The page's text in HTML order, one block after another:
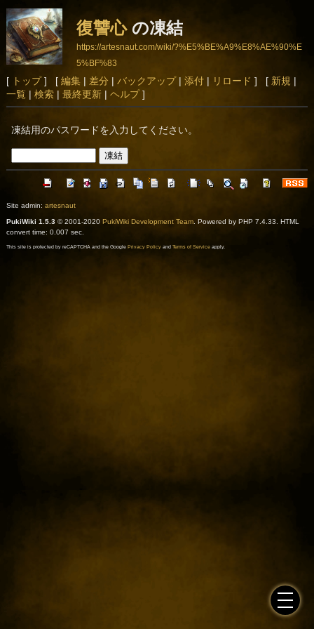
復讐心の凍結
https://artesnaut.com/wiki/?%E5%BE%A9%E8%AE%90%E
5%BF%83
[ トップ] [ 編集| 差分 | バックアップ| 添付| リロード ] [ 新規 |
一覧| 検索| 最終更新| ヘルプ]
凍結用のパスワードを入力してください。
Site admin: artesnaut
PukiWiki 1.5.3© 2001-2020 PukiWiki Development Team. Powered by PHP 7.4.33. HTML
convert time: 0.007 sec.
This site is protected by reCAPTCHA and the Google Privacy Policyand Terms of Serviceapply.